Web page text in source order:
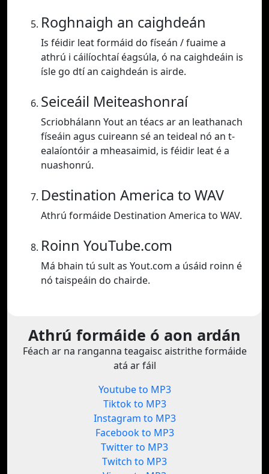
Roghnaigh an caighdeán
Is féidir leat formáid do físeán / fuaime a
athrú i cáilíochtaí éagsúla, ó na caighdeáin is
ísle go dtí an caighdeán is airde.
Seiceáil Meiteashonraí
Scriobhálann Yout an téacs ar an leathanach
físeáin agus cuireann sé an teideal nó an t-
ealaíontóir a mheasaimid, is féidir leat é a
nuashonrú.
Destination America to WAV
Athrú formáide Destination America to WAV.
Roinn YouTube.com
Má bhain tú sult as Yout.com a úsáid roinn é
nó taispeáin do chairde.
Athrú formáide ó aon ardán
Féach ar na ranganna teagaisc aistrithe formáide
atá ar fáil
Youtube to MP3
Tiktok to MP3
Instagram to MP3
Facebook to MP3
Twitter to MP3
Twitch to MP3